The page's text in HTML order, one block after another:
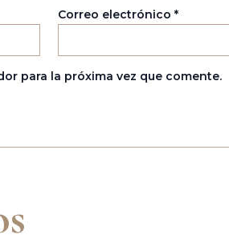
Correo electrónico *
para la próxima vez que comente.